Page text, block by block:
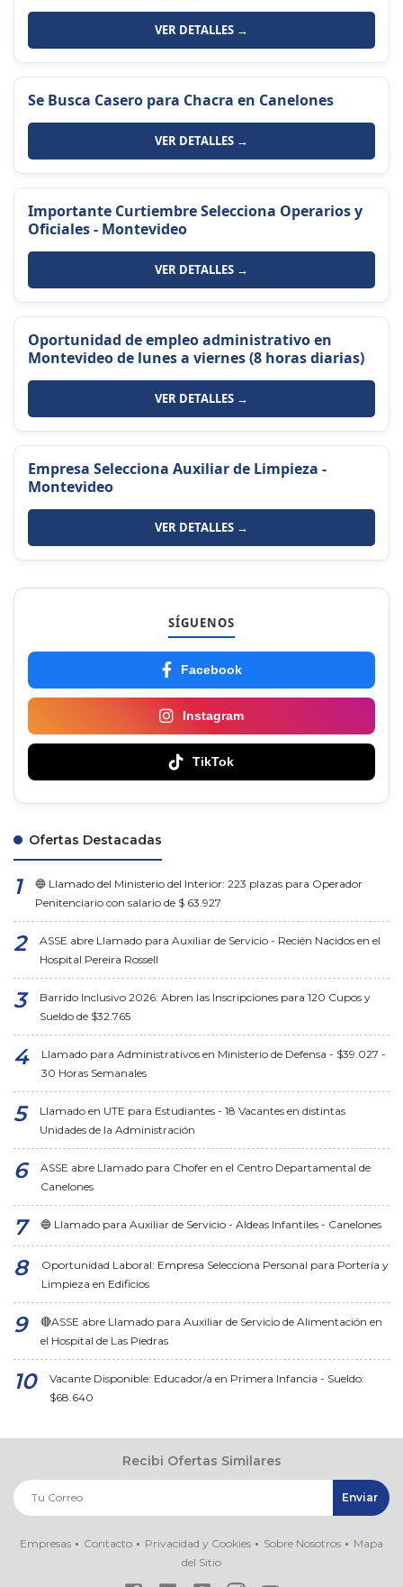
VER DETALLES →
Se Busca Casero para Chacra en Canelones
VER DETALLES →
Importante Curtiembre Selecciona Operarios y
Oficiales - Montevideo
VER DETALLES →
Oportunidad de empleo administrativo en
Montevideo de lunes a viernes (8 horas diarias)
VER DETALLES →
Empresa Selecciona Auxiliar de Limpieza -
Montevideo
VER DETALLES →
SÍGUENOS
Facebook
Instagram
TikTok
Ofertas Destacadas
🔵 Llamado del Ministerio del Interior: 223 plazas para Operador
Penitenciario con salario de $ 63.927
ASSE abre Llamado para Auxiliar de Servicio - Recién Nacidos en el
Hospital Pereira Rossell
Barrido Inclusivo 2026: Abren las Inscripciones para 120 Cupos y
Sueldo de $32.765
Llamado para Administrativos en Ministerio de Defensa - $39.027 -
30 Horas Semanales
Llamado en UTE para Estudiantes - 18 Vacantes en distintas
Unidades de la Administración
ASSE abre Llamado para Chofer en el Centro Departamental de
Canelones
🔵 Llamado para Auxiliar de Servicio - Aldeas Infantiles - Canelones
Oportunidad Laboral: Empresa Selecciona Personal para Portería y
Limpieza en Edificios
🔴ASSE abre Llamado para Auxiliar de Servicio de Alimentación en
el Hospital de Las Piedras
Vacante Disponible: Educador/a en Primera Infancia - Sueldo:
$68.640
Recibi Ofertas Similares
Empresas Contacto Privacidad y Cookies Sobre Nosotros
Mapa
del Sitio